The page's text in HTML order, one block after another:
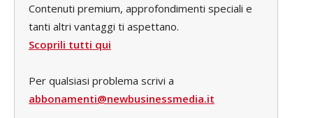
Contenuti premium, approfondimenti speciali e
tanti altri vantaggi ti aspettano.
Scoprili tutti qui
Per qualsiasi problema scrivi a
abbonamenti@newbusinessmedia.it